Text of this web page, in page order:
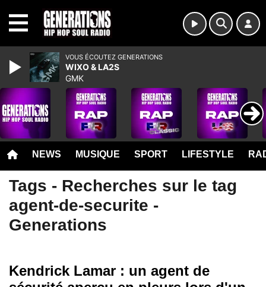
NEWS MUSIQUE SPORT LIFESTYLE
Tags - Recherches sur le tag
agent-de-securite -
Generations
Kendrick Lamar : un agent de
VOUS ÉCOUTEZ GENERATIONS
WIXO & LA2S
GMK